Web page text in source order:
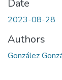
Date
2023-08-28
Authors
González